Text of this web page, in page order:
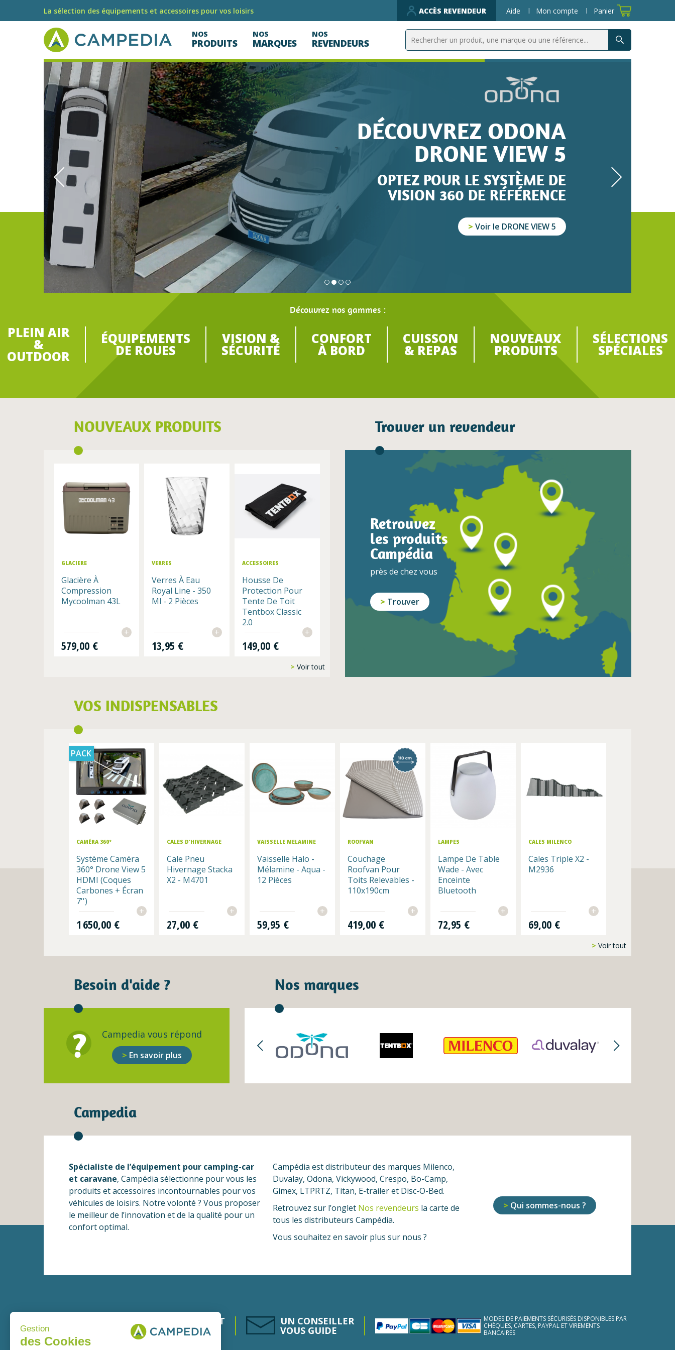
La sélection des équipements et accessoires pour vos loisirs ACCÈS REVENDEUR Aide Mon compte Panier
NOS
PRODUITS
NOS
MARQUES
NOS
REVENDEURS
DÉCOUVREZ ODONA
DRONE VIEW 5
OPTEZ POUR LE SYSTÈME DE
VISION 360 DE RÉFÉRENCE
Voir le DRONE VIEW 5
Découvrez nos gammes :
PLEIN AIR
&
OUTDOOR
ÉQUIPEMENTS
DE ROUES
VISION &
SÉCURITÉ
CONFORT
À BORD
CUISSON
& REPAS
NOUVEAUX
PRODUITS
SÉLECTIONS
SPÉCIALES
NOUVEAUX PRODUITS
GLACIERE
Glacière À
Compression
Mycoolman 43L
+
Prix
579,00 €
VERRES
Verres À Eau
Royal Line - 350
Ml - 2 Pièces
+
Prix
13,95 €
ACCESSOIRES
Housse De
Protection Pour
Tente De Toit
Tentbox Classic
2.0
+
Prix
149,00 €
Voir tout
Trouver un revendeur
Retrouvez
les produits
Campédia
près de chez vous
Trouver
VOS INDISPENSABLES
CAMÉRA 360°
Système Caméra
360° Drone View 5
HDMI (Coques
Carbones + Écran
7'')
+
Prix
1 650,00 €
PACK
CALES D'HIVERNAGE
Cale Pneu
Hivernage Stacka
X2 - M4701
+
Prix
27,00 €
VAISSELLE MELAMINE
Vaisselle Halo -
Mélamine - Aqua -
12 Pièces
+
Prix
59,95 €
ROOFVAN
Couchage
Roofvan Pour
Toits Relevables -
110x190cm
+
Prix
419,00 €
LAMPES
Lampe De Table
Wade - Avec
Enceinte
Bluetooth
+
Prix
72,95 €
CALES MILENCO
Cales Triple X2 -
M2936
+
Prix
69,00 €
Voir tout
Besoin d'aide ?
? Campedia vous répond
En savoir plus
Nos marques
Campedia
Spécialiste de l’équipement pour camping-car
et caravane, Campédia sélectionne pour vous les
produits et accessoires incontournables pour vos
véhicules de loisirs. Notre volonté ? Vous proposer
le meilleur de l’innovation et de la qualité pour un
confort optimal.
Campédia est distributeur des marques Milenco,
Duvalay, Odona, Vickywood, Crespo, Bo-Camp,
Gimex, LTPRTZ, Titan, E-trailer et Disc-O-Bed.
Retrouvez sur l’onglet Nos revendeurs la carte de
tous les distributeurs Campédia.
Vous souhaitez en savoir plus sur nous ?
Qui sommes-nous ?
PAIEMENT
SÉCURISÉ
UN CONSEILLER
VOUS GUIDE
MODES DE PAIEMENTS SÉCURISÉS DISPONIBLES PAR
CHÈQUES, CARTES, PAYPAL ET VIREMENTS
BANCAIRES
Gestion
des Cookies